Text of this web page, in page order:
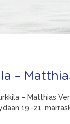
–
– Matthias
19.-21.